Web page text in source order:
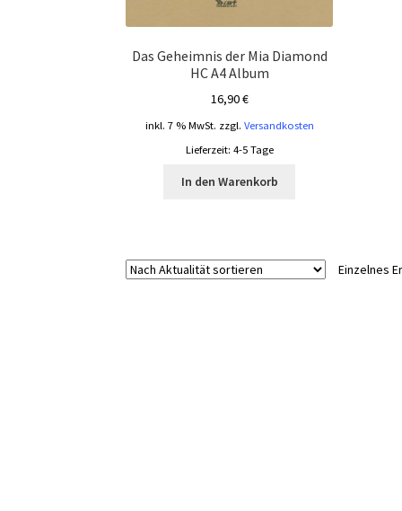
Das Geheimnis der Mia Diamond
HC A4 Album
16,90€
inkl. 7 % MwSt. zzgl. Versandkosten
Lieferzeit: 4-5 Tage
In den Warenkorb
Einzelnes